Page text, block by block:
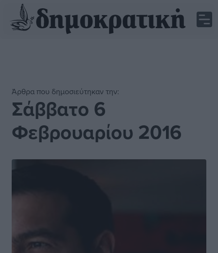
Άρθρα που δημοσιεύτηκαν την:
Σάββατο 6
Φεβρουαρίου 2016